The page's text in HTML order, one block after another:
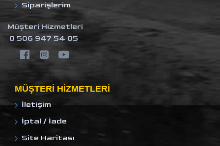
Siparişlerim
Müşteri Hizmetleri
0 506 947 54 05
MÜŞTERI HIZMETLERI
İletişim
İptal / İade
Site Haritası